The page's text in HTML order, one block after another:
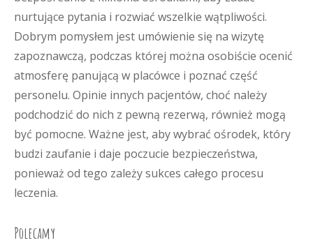
nurtujące pytania i rozwiać wszelkie wątpliwości.
Dobrym pomysłem jest umówienie się na wizytę
zapoznawczą, podczas której można osobiście ocenić
atmosferę panującą w placówce i poznać część
personelu. Opinie innych pacjentów, choć należy
podchodzić do nich z pewną rezerwą, również mogą
być pomocne. Ważne jest, aby wybrać ośrodek, który
budzi zaufanie i daje poczucie bezpieczeństwa,
ponieważ od tego zależy sukces całego procesu
leczenia.
Polecamy